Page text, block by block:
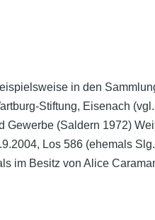
in den
Stiftung, Eisenach
(Saldern 1972)
Los 586 (ehemals
im Besitz von Alice